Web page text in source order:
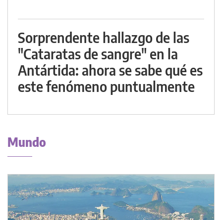
Sorprendente hallazgo de las
"Cataratas de sangre" en la
Antártida: ahora se sabe qué es
este fenómeno puntualmente
Mundo